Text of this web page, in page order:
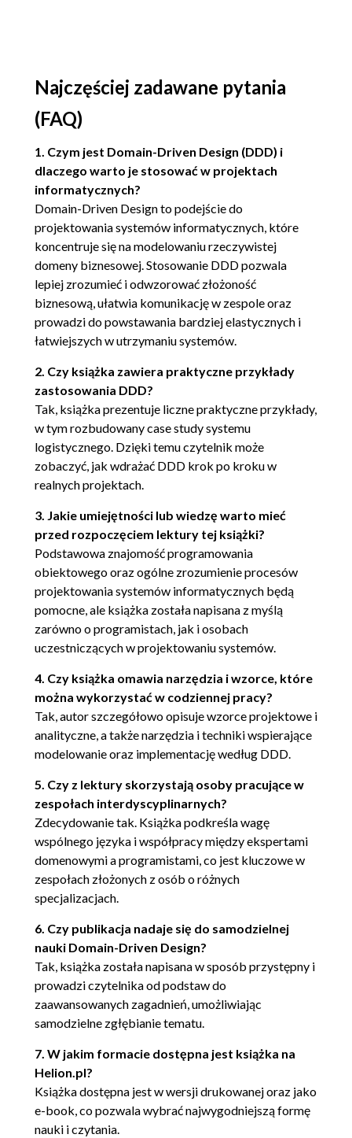
Projekt mechaniczny
Modelowanie praktyczne
II Elementy składowe projektu sterowanego
modelem
Rozdział 4. Wyizolowanie dziedziny
Architektura warstwowa
Powiązanie warstw
Szkielety architektury
To w warstwie dziedziny żyje model
Antywzorzec inteligentnego interfejsu
Inne rodzaje izolacji
Rozdział 5. Wyrażenie modelu w programie
Asocjacje
ENCJE (zwane również obiektami
referencyjnymi)
tożsamości
WARTOŚCI
Projektowanie OBIEKTÓW
WARTOŚCI
Projektowanie asocjacji
korzystających z WARTOŚCI
USŁUGI
USŁUGI a wyizolowana
warstwa dziedziny
Ziarnistość
Dostęp do USŁUG
MODUŁY (zwane również PAKIETAMI)
MODUŁY zwinne (agile
Pułapki tworzenia pakietów
na podstawie wymogów
infrastruktury
Paradygmaty modelowania
Dlaczego dominuje
paradygmat obiektowy?
Utrzymywanie PROJEKTU
STEROWANEGO
MODELEM w przypadku
łączenia paradygmatów
Rozdział 6. Cykl życia obiektu dziedziny
FABRYKI
miejsc
Kiedy potrzebujesz jedynie
Najczęściej zadawane pytania
(FAQ)
1. Czym jest Domain-Driven Design (DDD) i
dlaczego warto je stosować w projektach
informatycznych?
Domain-Driven Design to podejście do
projektowania systemów informatycznych, które
koncentruje się na modelowaniu rzeczywistej
domeny biznesowej. Stosowanie DDD pozwala
lepiej zrozumieć i odwzorować złożoność
biznesową, ułatwia komunikację w zespole oraz
prowadzi do powstawania bardziej elastycznych i
łatwiejszych w utrzymaniu systemów.
2. Czy książka zawiera praktyczne przykłady
zastosowania DDD?
Tak, książka prezentuje liczne praktyczne przykłady,
w tym rozbudowany case study systemu
logistycznego. Dzięki temu czytelnik może
zobaczyć, jak wdrażać DDD krok po kroku w
realnych projektach.
3. Jakie umiejętności lub wiedzę warto mieć
przed rozpoczęciem lektury tej książki?
Podstawowa znajomość programowania
obiektowego oraz ogólne zrozumienie procesów
projektowania systemów informatycznych będą
pomocne, ale książka została napisana z myślą
zarówno o programistach, jak i osobach
uczestniczących w projektowaniu systemów.
4. Czy książka omawia narzędzia i wzorce, które
można wykorzystać w codziennej pracy?
Tak, autor szczegółowo opisuje wzorce projektowe i
analityczne, a także narzędzia i techniki wspierające
modelowanie oraz implementację według DDD.
5. Czy z lektury skorzystają osoby pracujące w
zespołach interdyscyplinarnych?
Zdecydowanie tak. Książka podkreśla wagę
wspólnego języka i współpracy między ekspertami
domenowymi a programistami, co jest kluczowe w
zespołach złożonych z osób o różnych
specjalizacjach.
6. Czy publikacja nadaje się do samodzielnej
nauki Domain-Driven Design?
Tak, książka została napisana w sposób przystępny i
prowadzi czytelnika od podstaw do
zaawansowanych zagadnień, umożliwiając
samodzielne zgłębianie tematu.
7. W jakim formacie dostępna jest książka na
Helion.pl?
Książka dostępna jest w wersji drukowanej oraz jako
e-book, co pozwala wybrać najwygodniejszą formę
nauki i czytania.